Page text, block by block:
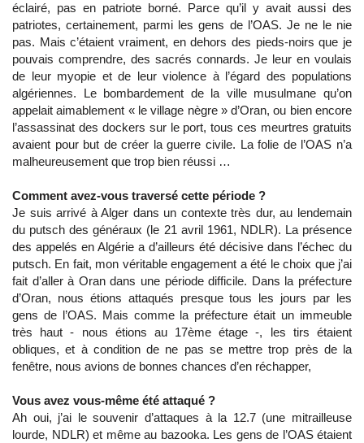
éclairé, pas en patriote borné. Parce qu’il y avait aussi des
patriotes, certainement, parmi les gens de l’OAS. Je ne le nie
pas. Mais c’étaient vraiment, en dehors des pieds-noirs que je
pouvais comprendre, des sacrés connards. Je leur en voulais
de leur myopie et de leur violence à l’égard des populations
algériennes. Le bombardement de la ville musulmane qu’on
appelait aimablement « le village nègre » d’Oran, ou bien encore
l’assassinat des dockers sur le port, tous ces meurtres gratuits
avaient pour but de créer la guerre civile. La folie de l’OAS n’a
malheureusement que trop bien réussi …
Comment avez-vous traversé cette période ?
Je suis arrivé à Alger dans un contexte très dur, au lendemain
du putsch des généraux (le 21 avril 1961, NDLR). La présence
des appelés en Algérie a d’ailleurs été décisive dans l’échec du
putsch. En fait, mon véritable engagement a été le choix que j’ai
fait d’aller à Oran dans une période difficile. Dans la préfecture
d’Oran, nous étions attaqués presque tous les jours par les
gens de l’OAS. Mais comme la préfecture était un immeuble
très haut - nous étions au 17ème étage -, les tirs étaient
obliques, et à condition de ne pas se mettre trop près de la
fenêtre, nous avions de bonnes chances d’en réchapper,
Vous avez vous-même été attaqué ?
Ah oui, j’ai le souvenir d’attaques à la 12.7 (une mitrailleuse
lourde, NDLR) et même au bazooka. Les gens de l’OAS étaient